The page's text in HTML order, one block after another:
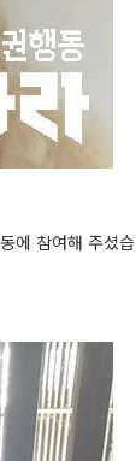
에 참여해 주셨습